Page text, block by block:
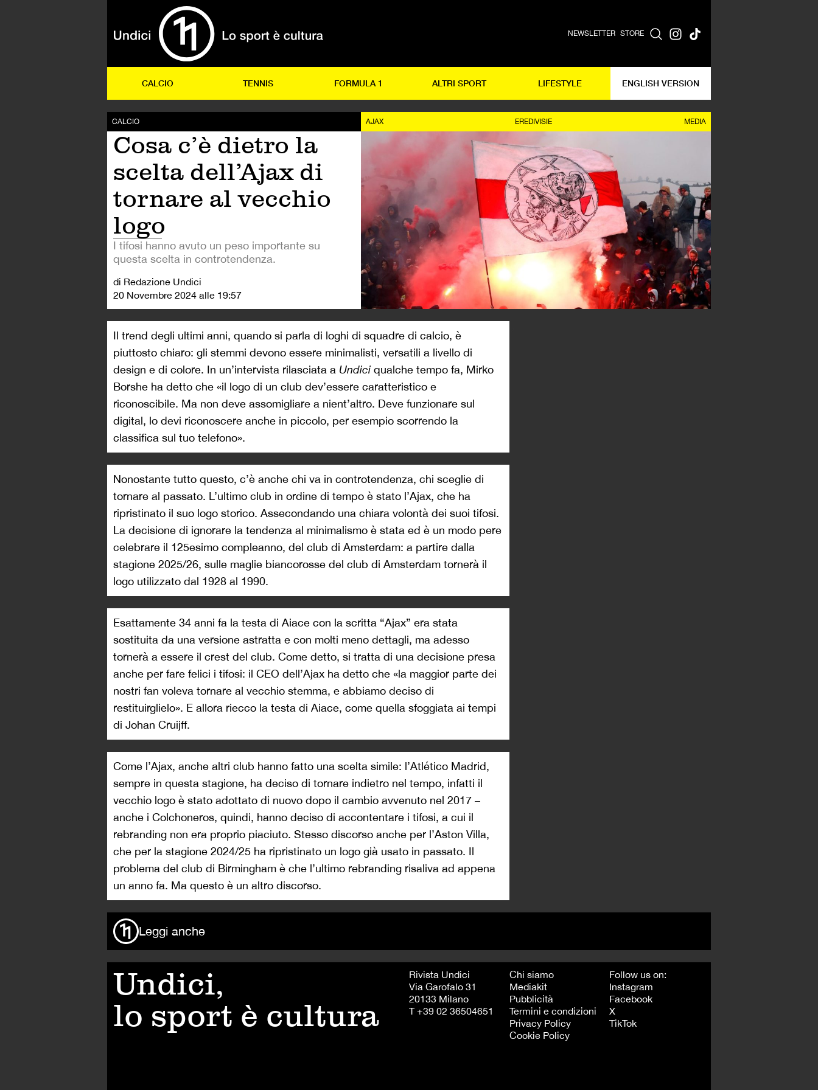
NEWSLETTER STORE
CALCIO TENNIS FORMULA 1 ALTRI SPORT LIFESTYLE ENGLISH VERSION
CALCIO
Cosa c’è dietro la
scelta dell’Ajax di
tornare al vecchio
logo
I tifosi hanno avuto un peso importante su
questa scelta in controtendenza.
di Redazione Undici
20 Novembre 2024 alle 19:57
AJAX EREDIVISIE MEDIA
Il trend degli ultimi anni, quando si parla di loghi di squadre di calcio, è
piuttosto chiaro: gli stemmi devono essere minimalisti, versatili a livello di
design e di colore. In un’intervista rilasciata a Undici qualche tempo fa, Mirko
Borshe ha detto che «il logo di un club dev’essere caratteristico e
riconoscibile. Ma non deve assomigliare a nient’altro. Deve funzionare sul
digital, lo devi riconoscere anche in piccolo, per esempio scorrendo la
classifica sul tuo telefono».
Nonostante tutto questo, c’è anche chi va in controtendenza, chi sceglie di
tornare al passato. L’ultimo club in ordine di tempo è stato l’Ajax, che ha
ripristinato il suo logo storico. Assecondando una chiara volontà dei suoi tifosi.
La decisione di ignorare la tendenza al minimalismo è stata ed è un modo pere
celebrare il 125esimo compleanno, del club di Amsterdam: a partire dalla
stagione 2025/26, sulle maglie biancorosse del club di Amsterdam tornerà il
logo utilizzato dal 1928 al 1990.
Esattamente 34 anni fa la testa di Aiace con la scritta “Ajax” era stata
sostituita da una versione astratta e con molti meno dettagli, ma adesso
tornerà a essere il crest del club. Come detto, si tratta di una decisione presa
anche per fare felici i tifosi: il CEO dell’Ajax ha detto che «la maggior parte dei
nostri fan voleva tornare al vecchio stemma, e abbiamo deciso di
restituirglielo». E allora riecco la testa di Aiace, come quella sfoggiata ai tempi
di Johan Cruijff.
Come l’Ajax, anche altri club hanno fatto una scelta simile: l’Atlético Madrid,
sempre in questa stagione, ha deciso di tornare indietro nel tempo, infatti il
vecchio logo è stato adottato di nuovo dopo il cambio avvenuto nel 2017 –
anche i Colchoneros, quindi, hanno deciso di accontentare i tifosi, a cui il
rebranding non era proprio piaciuto. Stesso discorso anche per l’Aston Villa,
che per la stagione 2024/25 ha ripristinato un logo già usato in passato. Il
problema del club di Birmingham è che l’ultimo rebranding risaliva ad appena
un anno fa. Ma questo è un altro discorso.
Leggi anche
Undici,
lo sport è cultura
Rivista Undici
Via Garofalo 31
20133 Milano
T +39 02 36504651
Chi siamo
Mediakit
Pubblicità
Termini e condizioni
Privacy Policy
Cookie Policy
Follow us on:
Instagram
Facebook
X
TikTok